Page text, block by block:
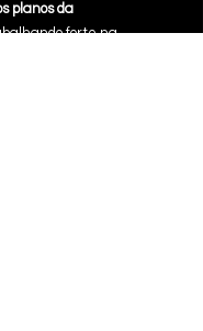
planos da
forte na